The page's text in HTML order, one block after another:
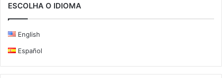
ESCOLHA O IDIOMA
English
Español